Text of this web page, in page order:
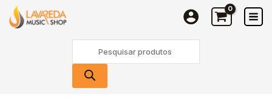
content
search